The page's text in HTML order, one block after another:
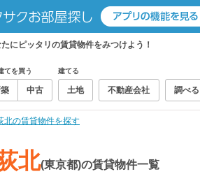
にピッタリの賃貸物件をみつけよう！
てを買う
中古
建てる
土地 不動産会社 調べる
北の賃貸物件を探す
北(東京都)の賃貸物件一覧